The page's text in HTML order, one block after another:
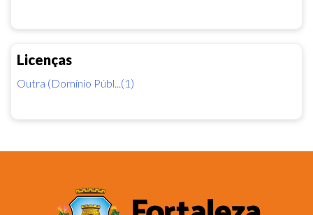
Licenças
Outra (Domínio Públ...(1)